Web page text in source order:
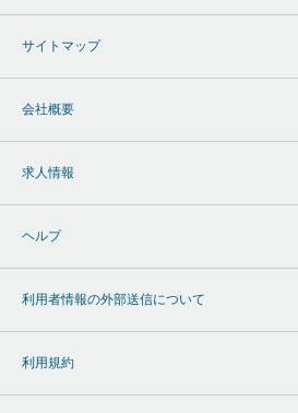
サイトマップ
会社概要
求人情報
ヘルプ
利用者情報の外部送信について
利用規約